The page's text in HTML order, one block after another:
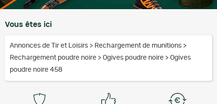
Vous êtes ici
Annonces de Tir et Loisirs > Rechargement de munitions >
Rechargement poudre noire > Ogives poudre noire > Ogives
poudre noire 458